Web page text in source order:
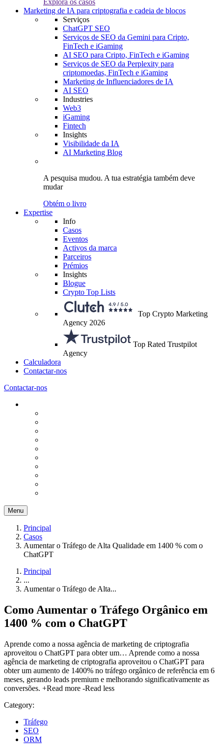
Explora os casos
Marketing de IA para criptografia e cadeia de blocos
Serviços
ChatGPT SEO
Serviços de SEO da Gemini para Cripto,
FinTech e iGaming
AI SEO para Cripto, FinTech e iGaming
Serviços de SEO da Perplexity para
criptomoedas, FinTech e iGaming
Marketing de Influenciadores de IA
AI SEO
Industries
Web3
iGaming
Fintech
Insights
Visibilidade da IA
AI Marketing Blog
A pesquisa mudou. A tua estratégia também deve
mudar
Obtém o livro
Expertise
Info
Casos
Eventos
Activos da marca
Parceiros
Prémios
Insights
Blogue
Crypto Top Lists
Top Crypto Marketing
Agency 2026
Top Rated Trustpilot
Agency
Calculadora
Contactar-nos
Contactar-nos
Menu
Principal
Casos
Aumentar o Tráfego de Alta Qualidade em 1400 % com o
ChatGPT
Principal
...
Aumentar o Tráfego de Alta...
Como Aumentar o Tráfego Orgânico em
1400 % com o ChatGPT
Aprende como a nossa agência de marketing de criptografia
aproveitou o ChatGPT para obter um… Aprende como a nossa
agência de marketing de criptografia aproveitou o ChatGPT para
obter um aumento de 1400% no tráfego orgânico de referência em 6
meses, gerando leads premium e melhorando significativamente as
conversões. +Read more -Read less
Category:
Tráfego
SEO
ORM